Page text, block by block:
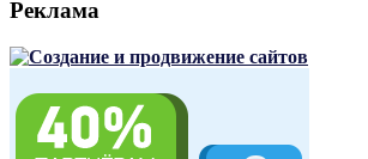
Реклама